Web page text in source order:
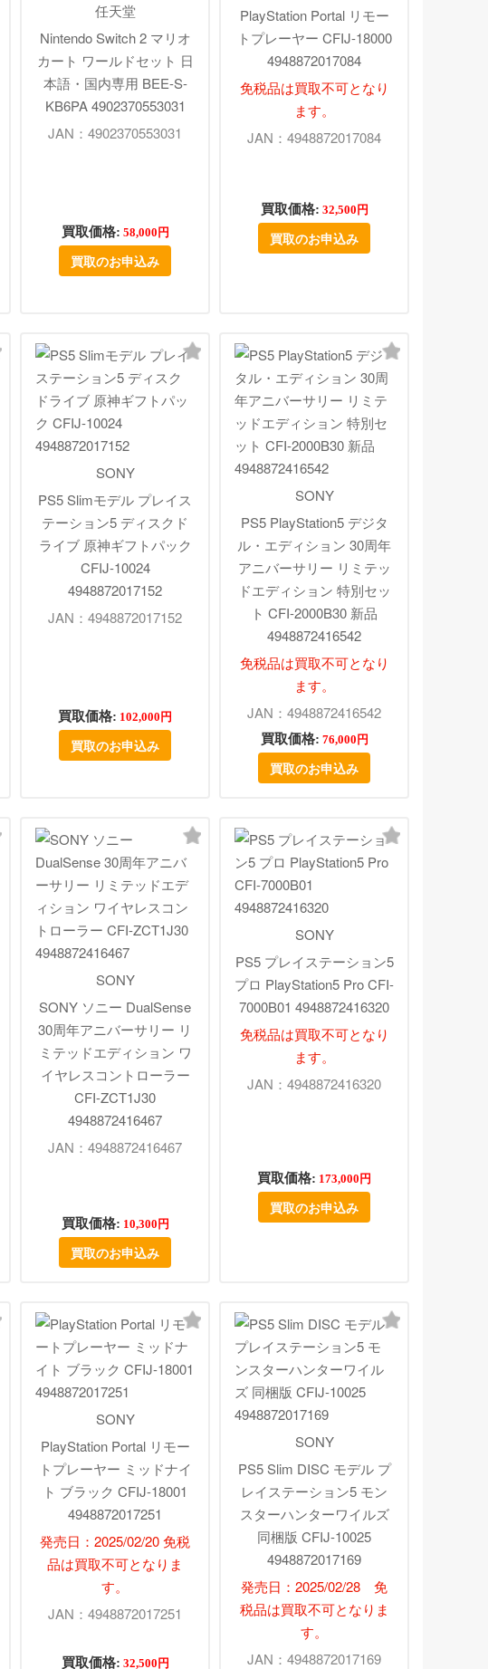
任天堂
Nintendo Switch 2 マリオ
カート ワールドセット 日
本語・国内専用 BEE-S-
KB6PA 4902370553031
JAN：4902370553031
買取価格: 58,000円
買取のお申込み
PlayStation Portal リモー
トプレーヤー CFIJ-18000
4948872017084
免税品は買取不可となり
ます。
JAN：4948872017084
買取価格: 32,500円
買取のお申込み
SONY
PS5 Slimモデル プレイス
テーション5 ディスクド
ライブ 原神ギフトパック
CFIJ-10024
4948872017152
JAN：4948872017152
買取価格: 102,000円
買取のお申込み
SONY
PS5 PlayStation5 デジタ
ル・エディション 30周年
アニバーサリー リミテッ
ドエディション 特別セッ
ト CFI-2000B30 新品
4948872416542
免税品は買取不可となり
ます。
JAN：4948872416542
買取価格: 76,000円
買取のお申込み
SONY
SONY ソニー DualSense
30周年アニバーサリー リ
ミテッドエディション ワ
イヤレスコントローラー
CFI-ZCT1J30
4948872416467
JAN：4948872416467
買取価格: 10,300円
買取のお申込み
SONY
PS5 プレイステーション5
プロ PlayStation5 Pro CFI-
7000B01 4948872416320
免税品は買取不可となり
ます。
JAN：4948872416320
買取価格: 173,000円
買取のお申込み
SONY
PlayStation Portal リモー
トプレーヤー ミッドナイ
ト ブラック CFIJ-18001
4948872017251
発売日：2025/02/20 免税
品は買取不可となりま
す。
JAN：4948872017251
買取価格: 32,500円
SONY
PS5 Slim DISC モデル プ
レイステーション5 モン
スターハンターワイルズ
同梱版 CFIJ-10025
4948872017169
発売日：2025/02/28 免
税品は買取不可となりま
す。
JAN：4948872017169